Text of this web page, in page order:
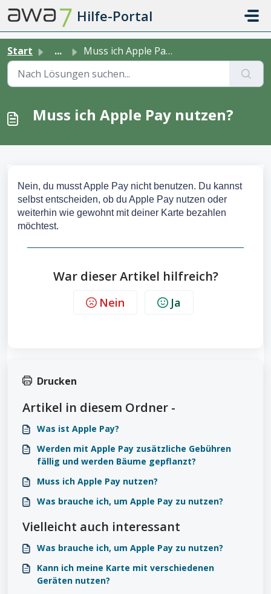
Zum hauptsächlichen Inhalt gehen
Hilfe-Portal
Start ... Muss ich Apple Pay nutzen?
Muss ich Apple Pay nutzen?
Nein, du musst Apple Pay nicht benutzen. Du kannst
selbst entscheiden, ob du Apple Pay nutzen oder
weiterhin wie gewohnt mit deiner Karte bezahlen
möchtest.
War dieser Artikel hilfreich?
Nein Ja
Drucken
Artikel in diesem Ordner -
Was ist Apple Pay?
Werden mit Apple Pay zusätzliche Gebühren
fällig und werden Bäume gepflanzt?
Muss ich Apple Pay nutzen?
Was brauche ich, um Apple Pay zu nutzen?
Vielleicht auch interessant
Was brauche ich, um Apple Pay zu nutzen?
Kann ich meine Karte mit verschiedenen
Geräten nutzen?